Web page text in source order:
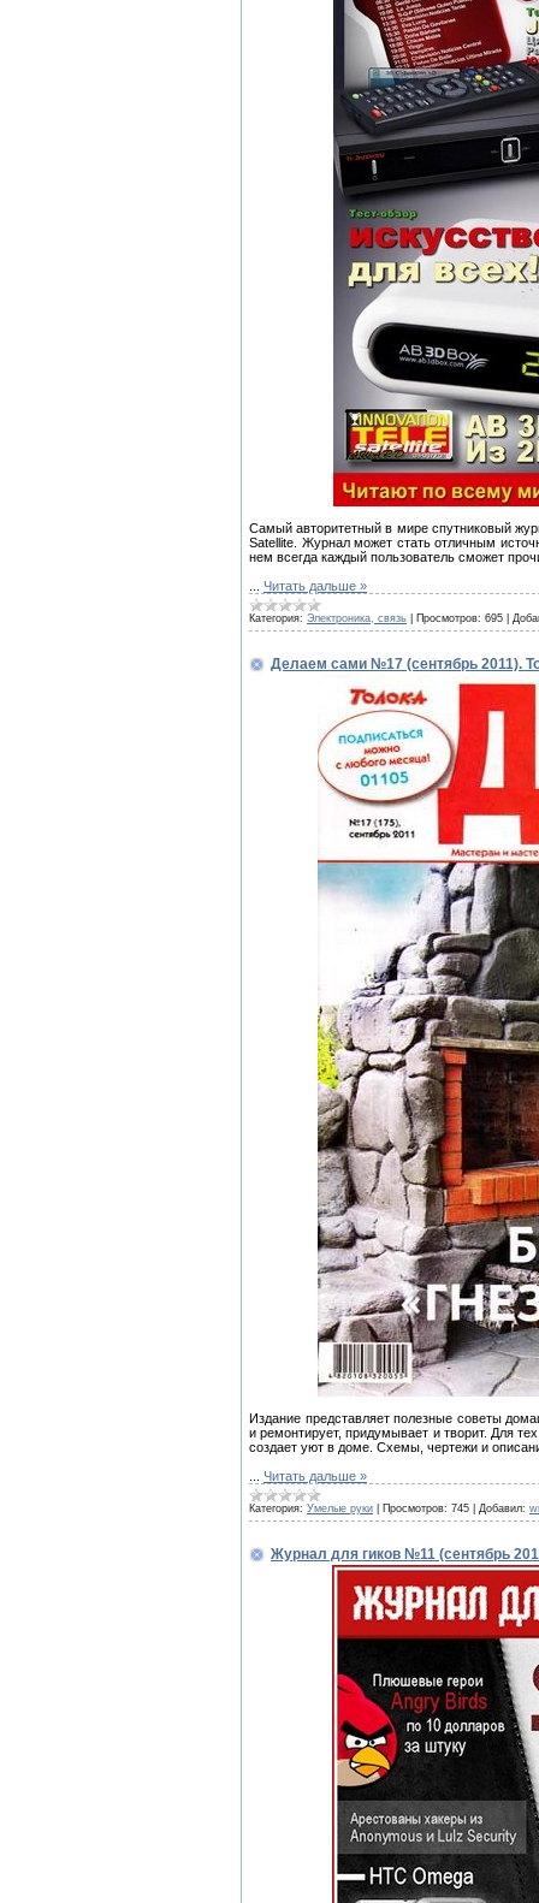
Самый авторитетный в мире спутниковый
Satellite. Журнал может стать отличным
нем всегда каждый пользователь сможет
Читать дальше »
Категория: Электроника, связь Просмотров: 695
Делаем сами №17 (сентябрь 2011).
Издание представляет полезные советы
и ремонтирует, придумывает и творит. Для
создает уют в доме. Схемы, чертежи и
Читать дальше »
Категория: Умелые руки Просмотров: 745 Добавил:
Журнал для гиков №11 (сентябрь